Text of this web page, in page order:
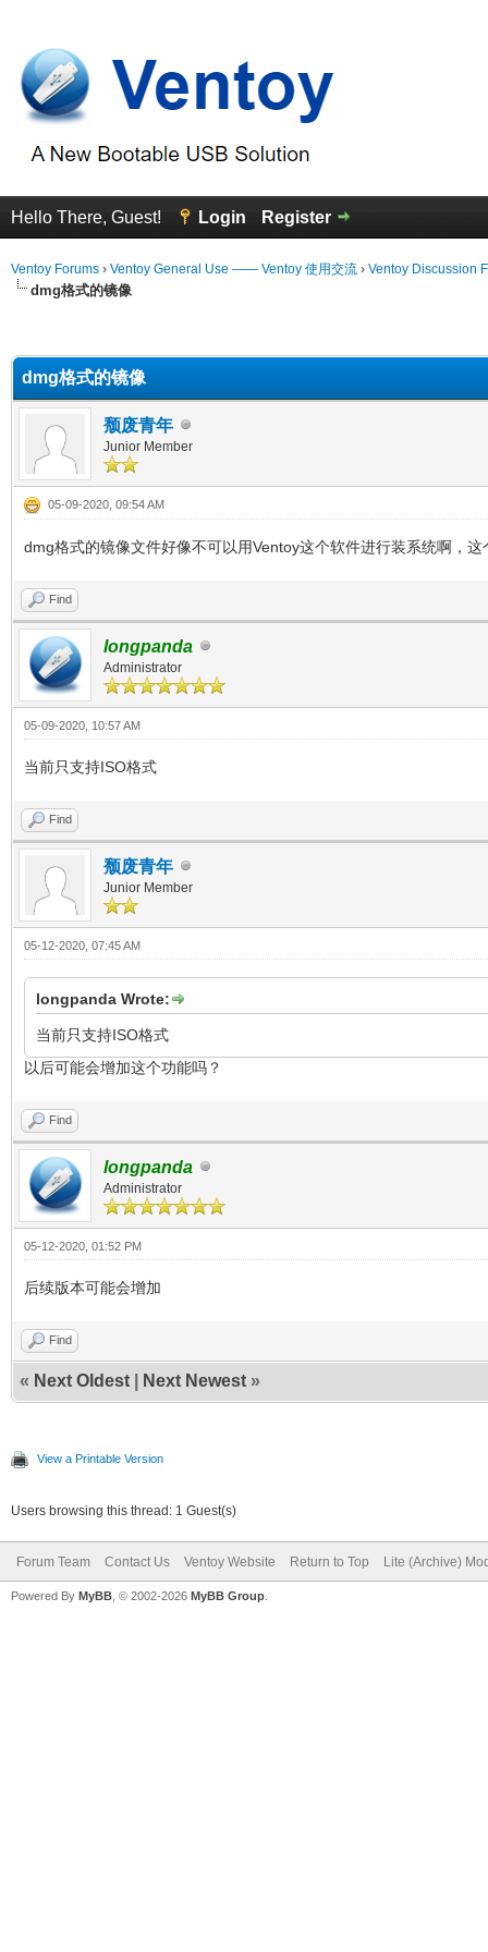
Hello There, Guest! Login Register
Ventoy Forums › Ventoy General Use —— Ventoy 使用交流 › Ventoy Discussion
dmg格式的镜像
dmg格式的镜像
颓废青年
Junior Member
05-09-2020, 09:54 AM
dmg格式的镜像文件好像不可以用Ventoy这个软件进行装系统啊，这
Find
longpanda
Administrator
05-09-2020, 10:57 AM
当前只支持ISO格式
Find
颓废青年
Junior Member
05-12-2020, 07:45 AM
longpanda Wrote:
当前只支持ISO格式
以后可能会增加这个功能吗？
Find
longpanda
Administrator
05-12-2020, 01:52 PM
后续版本可能会增加
Find
« Next Oldest Next Newest »
View a Printable Version
Users browsing this thread: 1 Guest(s)
Forum Team Contact Us Ventoy Website Return to Top Lite (Archive)
Powered By MyBB , © 2002-2026 MyBB Group